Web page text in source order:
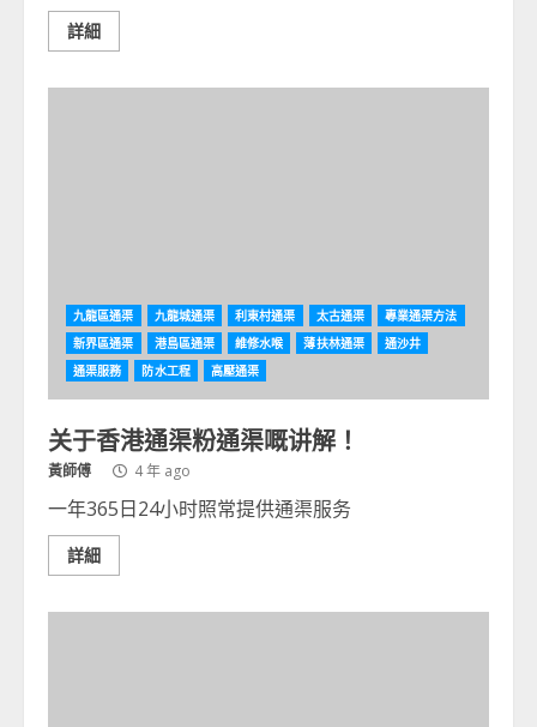
詳細
九龍區通渠 九龍城通渠 利東村通渠 太古通渠
專業通渠方法
新界區通渠
港島區通渠 維修水喉 薄扶林通渠
通沙井
通渠服務
防水工程 高壓通渠
关于香港通渠粉通渠嘅讲解！
黃師傅 4 年 ago
一年365日24小时照常提供通渠服务
詳細